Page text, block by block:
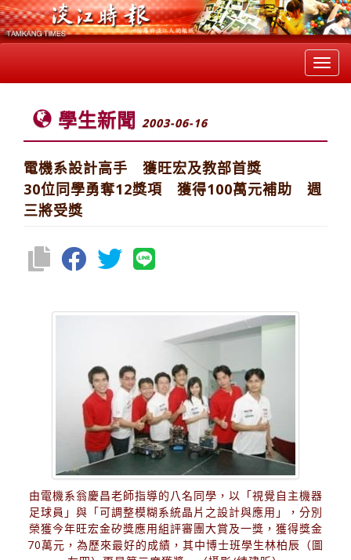
學生新聞 2003-06-16
電機系設計高手 獲旺宏及教部首獎
30位同學勇奪12獎項 獲得100萬元補助 週
三將受獎
由電機系翁慶昌老師指導的八名同學，以「視覺自主機器
足球員」與「可調整模糊系統晶片之設計與應用」，分別
榮獲今年旺宏金矽獎應用組評審團大賞及一獎，獲得獎金
70萬元，為歷來最好的成績，其中博士班學生林柏辰（圖